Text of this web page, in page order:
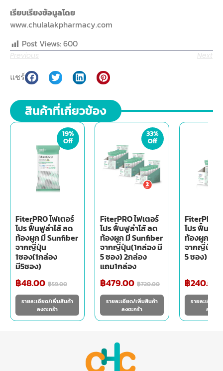
เรียบเรียงข้อมูลโดย
www.chulalakpharmacy.com
Post Views: 600
Previous Next
แชร์
สินค้าที่เกี่ยวข้อง
FiterPRO ไฟเตอร์
โปร ฟื้นฟูลำไส้ ลด
ท้องผูก มี Sunfiber
จากญี่ปุ่น
1ซอง(1กล่อง
มี5ซอง)
฿48.00 ฿59.00
19%
Off
รายละเอียด/เพิ่มสินค้า
ลงตะกร้า
FiterPRO ไฟเตอร์
โปร ฟื้นฟูลำไส้ ลด
ท้องผูก มี Sunfiber
จากญี่ปุ่น(1กล่อง มี
5 ซอง) 2กล่อง
แถม1กล่อง
฿479.00 ฿720.00
33%
Off
รายละเอียด/เพิ่มสินค้า
ลงตะกร้า
FiterPRO
โปร ฟื้นฟูล
ท้องผูก มี
จากญี่ปุ่น(1
5 ซอง)
฿240.00
รายละเอียด/
ลงตะก